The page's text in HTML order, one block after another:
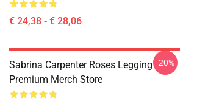
€ 24,38 - € 28,06
Sabrina Carpenter Roses Legging
Premium Merch Store
-20%